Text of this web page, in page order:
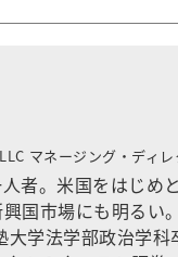
マネージング・ディレ
者。 米国をはじめ
国市場にも明るい。
学法学部政治学科